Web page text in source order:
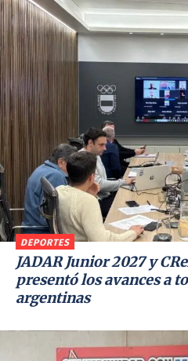
DEPORTES
JADAR Junior 2027 y
presentó los avances a
argentinas